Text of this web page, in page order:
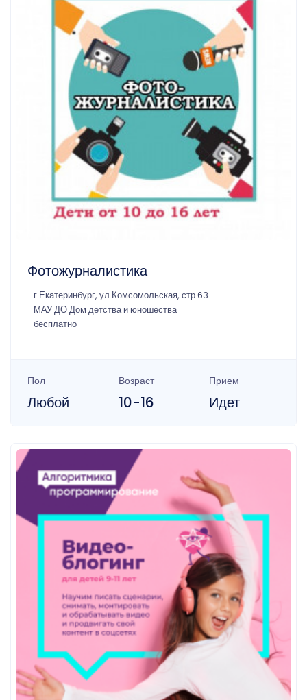
Фотожурналистика
г Екатеринбург, ул Комсомольская, стр 63
МАУ ДО Дом детства и юношества
бесплатно
Пол
Любой
Возраст
10-16
Прием
Идет